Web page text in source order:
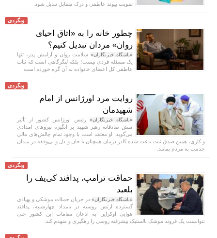
تقویت پیوند عاطفی و درک متقابل تبدیل شود.
وبگردی
چطور خانه را به «اتاق احیای
روان» مردان تبدیل کنیم؟
«باشگاه خبرنگاران» سلامت روان و آرامش پدر، تنها
یک مسئله فردی نیست؛ بلکه لنگرگاهی است که ثبات
عاطفی کل اعضای خانواده به آن گره خورده است.
وبگردی
روایت مرد اورژانس از امام
شهیدمان
«باشگاه خبرنگاران» رئیس اورژانس کشور از تأثیر
منش صادقانه رهبر شهید بر انگیزه نیرو‌های امدادی
می‌گوید. او معتقد است با وجود تمام چالش‌های مالی
و کاری، همین صدق نیت باعث شده کادر درمان همچنان با جان و دل و بی‌وقفه در میدان
خدمت به مردم بمانند.
وبگردی
حماقت ترامپ، پدافند کی‌یف را
بلعید
«باشگاه خبرنگاران» در جریان حملات موشکی و پهپادی
گسترده ارتش روسیه در بامداد چهارشنبه، پدافند
هوایی اوکراین به اذعان مقامات این کشور حتی
نتوانست یک فروند موشک بالستیک پیشرفته روسی را رهگیری و منهدم کند.